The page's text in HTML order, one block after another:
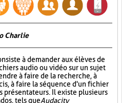
Charlie
à demander aux élèves de
audio ou vidéo sur un sujet
à faire de la recherche, à
à faire la séquence d'un fichier
présentateurs. Il existe plusieurs
tels queAudacity